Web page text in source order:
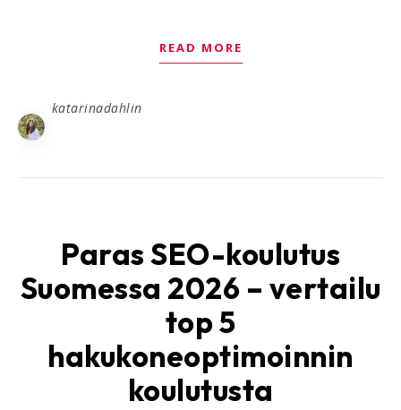
READ MORE
katarinadahlin
Paras SEO-koulutus
Suomessa 2026 – vertailu
top 5
hakukoneoptimoinnin
koulutusta